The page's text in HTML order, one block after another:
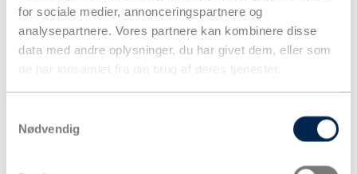
for sociale medier, annonceringspartnere og
analysepartnere. Vores partnere kan kombinere disse
data med andre oplysninger, du har givet dem, eller som
de har indsamlet fra din brug af deres tjenester.
Nødvendig
Produkter